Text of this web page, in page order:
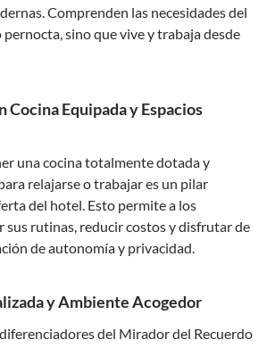
Comprenden las necesidades del
sino que vive y trabaja desde
Equipada y Espacios
una cocina totalmente dotada y
relajarse o trabajar es un pilar
del hotel. Esto permite a los
sus rutinas, reducir costos y disfrutar de
de autonomía y privacidad.
y Ambiente Acogedor
del Mirador del Recuerdo